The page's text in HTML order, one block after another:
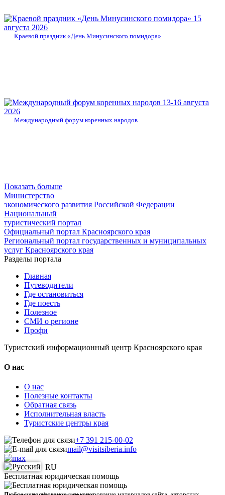
15
августа 2026
Краевой праздник «День Минусинского помидора»
13-16 августа
2026
Международный форум коренных народов
Показать больше
Министерство
экономического развития Российской Федерации
Национальный
туристический портал
Официальный портал Красноярского края
Региональный портал государственных и муниципальных
услуг Красноярского края
Разделы портала
Главная
Путеводители
Где остановиться
Где поесть
Полезное
СМИ о регионе
Профи
Туристский информационный центр Красноярского края
О нас
О нас
Полезные контакты
Обратная связь
Исполнительная власть
Туристские центры края
+7 391 215-00-02
mail@visitsiberia.info
RU
Бесплатная юридическая помощь